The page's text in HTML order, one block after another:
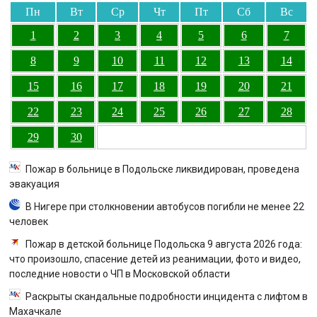
Пн Вт Ср Чт Пт Сб
Вс
1
2 3 4 5 6 7
8 9 10 11 12 13 14
15 16 17 18 19 20 21
22 23 24 25 26 27 28
29 30
Пожар в больнице в Подольске ликвидирован, проведена
эвакуация
В Нигере при столкновении автобусов погибли не менее 22
человек
Пожар в детской больнице Подольска 9 августа 2026 года:
что произошло, спасение детей из реанимации, фото и видео,
последние новости о ЧП в Московской области
Раскрыты скандальные подробности инцидента с лифтом в
Махачкале